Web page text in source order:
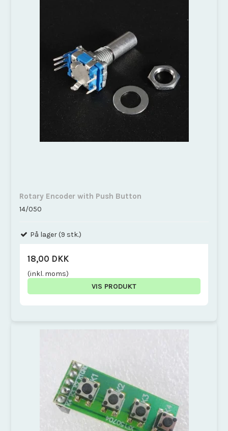
Rotary Encoder with Push Button
14/050
På lager (9 stk.)
18,00 DKK
(inkl. moms)
VIS PRODUKT